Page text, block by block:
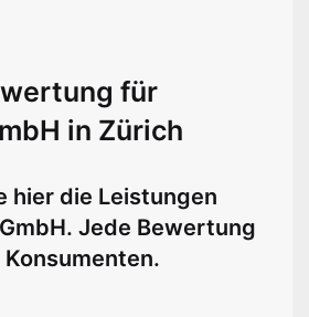
für
in Zürich
hier die Leistungen
Jede Bewertung